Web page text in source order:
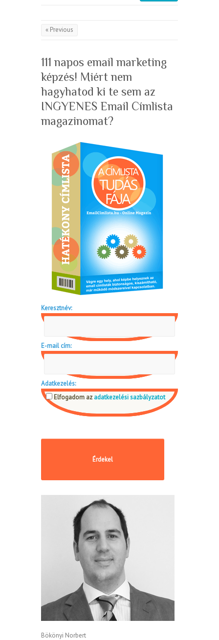
« Previous
111 napos email marketing
képzés! Miért nem
hagyhatod ki te sem az
INGYENES Email Címlista
magazinomat?
Keresztnév:
E-mail cím:
Adatkezelés:
Elfogadom az adatkezelési sazbályzatot
Bökönyi Norbert